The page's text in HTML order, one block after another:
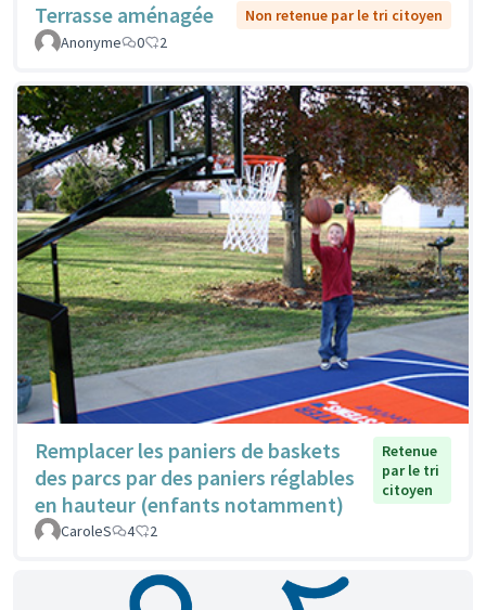
Terrasse aménagée
Non retenue par le tri citoyen
Anonyme
0 2
Remplacer les paniers de baskets
des parcs par des paniers réglables
en hauteur (enfants notamment)
Retenue
par le tri
citoyen
CaroleS 4 2